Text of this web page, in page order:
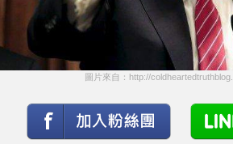
圖片來自：http://